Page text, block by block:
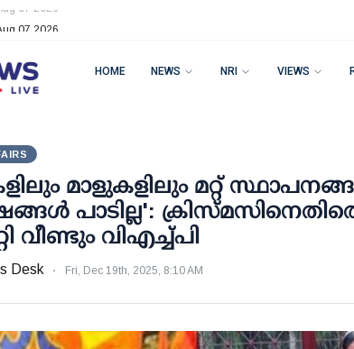
HOME NEWS NRI VIEWS
മാളുകളിലും മറ്റ്
പാടില്ല':
വീണ്ടും വിഎച്ച്പി
Desk Fri, Dec 19th, 2025, 8:10 AM